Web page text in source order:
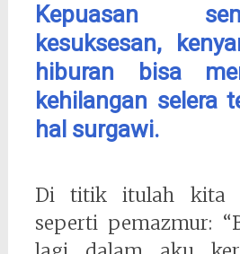
Kepuasan
kesuksesan,
hiburan bisa
kehilangan selera
hal surgawi.
Di titik itulah kita
seperti pemazmur: